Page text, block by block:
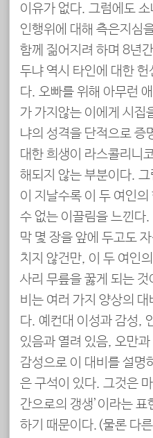
이유가 없다. 그럼에도
인행위에 대해 측은지심
함께 짊어지려 하며 8년
두냐 역시 타인에 대한 헌
다. 오빠를 위해 아무런
가 가지않는 이에게 시집
냐의 성격을 단적으로 증
대한 희생이 라스콜리니
해되지 않는 부분이다.
이 지날수록 이 두 여인
수 없는 이끌림을 느낀다
막 몇 장을 앞에 두고도
치지 않건만, 이 두 여인
사리 무릎을 꿇게 되는
비는 여러 가지 양상의 대
다. 예컨대 이성과 감성,
있음과 열려 있음, 오만
감성으로 이 대비를 설명
은 구석이 있다. 그것은
간으로의 갱생’이라는
하기 때문이다.(물론 다